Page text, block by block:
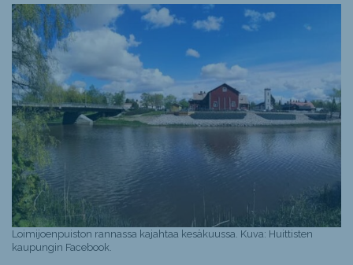
Loimijoenpuiston rannassa kajahtaa kesäkuussa. Kuva: Huittisten
kaupungin Facebook.